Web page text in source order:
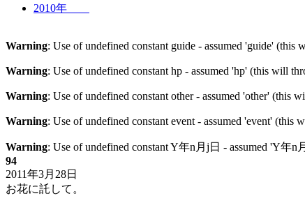
2010年
Warning: Use of undefined constant guide - assumed 'guide'
Warning: Use of undefined constant hp - assumed 'hp' (this will
Warning: Use of undefined constant other - assumed 'other' (this
Warning: Use of undefined constant event - assumed 'event'
Warning: Use of undefined constant Y年n月j日 - assumed 'Y年
94
2011年3月28日
お花に託して。